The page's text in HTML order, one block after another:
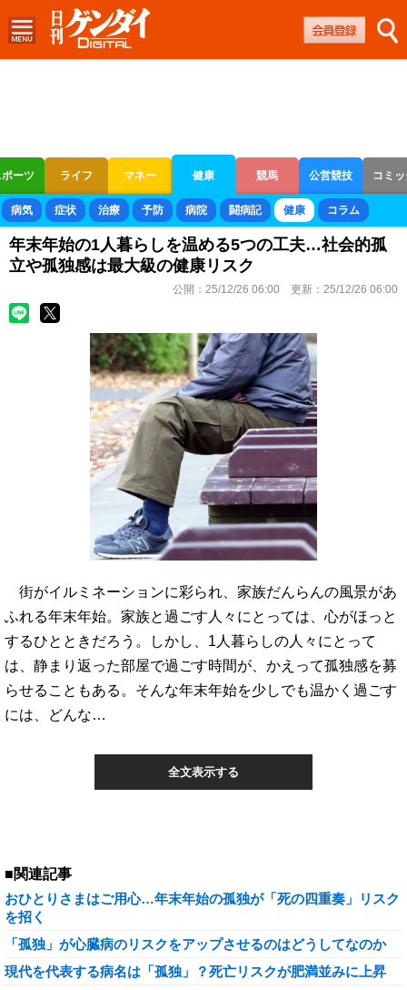
ーツ ライフ マネー 健康 競馬 公営競技 コミ
ボートレース 競輪 オートレース
病気 症状 治療 予防 病院 闘病記 健康 コラム
年末年始の1人暮らしを温める5つの工夫…社会的孤
立や孤独感は最大級の健康リスク
公開： 25/12/26 06:00 更新： 25/12/26 06:00
街がイルミネーションに彩られ、家族だんらんの風景があ
ふれる年末年始。家族と過ごす人々にとっては、心がほっと
するひとときだろう。しかし、1人暮らしの人々にとって
は、静まり返った部屋で過ごす時間が、かえって孤独感を募
らせることもある。そんな年末年始を少しでも温かく過ごす
には、どんな…
全文表示する
■関連記事
おひとりさまはご用心…年末年始の孤独が「死の四重奏」リスク
を招く
「孤独」が心臓病のリスクをアップさせるのはどうしてなのか
現代を代表する病名は「孤独」？死亡リスクが肥満並みに上昇